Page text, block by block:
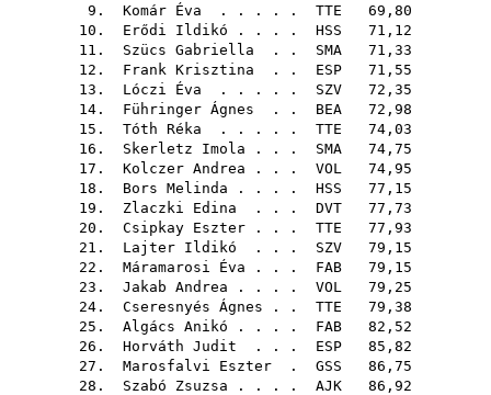
9. Komár Éva . . . . . TTE 69,80
10. Erődi Ildikó . . . . HSS 71,12
11. Szücs Gabriella . . SMA 71,33
12. Frank Krisztina . . ESP 71,55
13. Lóczi Éva . . . . . SZV 72,35
14. Führinger Ágnes . . BEA 72,98
15. Tóth Réka . . . . . TTE 74,03
16. Skerletz Imola . . . SMA 74,75
17. Kolczer Andrea . . . VOL 74,95
18. Bors Melinda . . . . HSS 77,15
19. Zlaczki Edina . . . DVT 77,73
20. Csipkay Eszter . . . TTE 77,93
21. Lajter Ildikó . . . SZV 79,15
22. Máramarosi Éva . . . FAB 79,15
23. Jakab Andrea . . . . VOL 79,25
24. Cseresnyés Ágnes . . TTE 79,38
25. Algács Anikó . . . . FAB 82,52
26. Horváth Judit . . . ESP 85,82
27. Marosfalvi Eszter . GSS 86,75
28. Szabó Zsuzsa . . . . AJK 86,92